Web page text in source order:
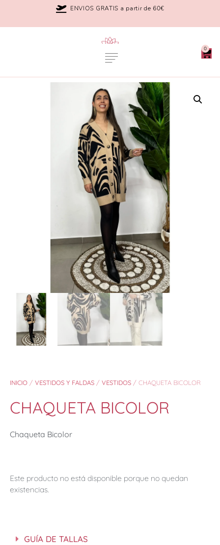
ENVIOS GRATIS a partir de 60€
0
INICIO / VESTIDOS Y FALDAS / VESTIDOS / CHAQUETA BICOLOR
CHAQUETA BICOLOR
Chaqueta Bicolor
Este producto no está disponible porque no quedan
existencias.
GUÍA DE TALLAS